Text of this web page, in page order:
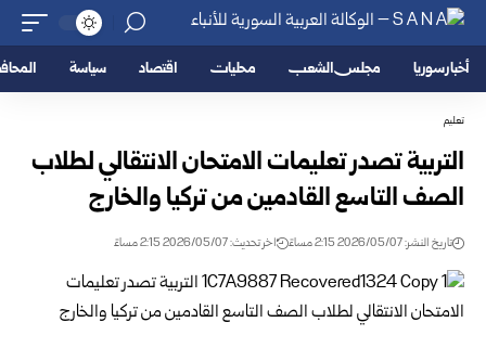
أخبار سوريا مجلس الشعب محليات اقتصاد سياسة
تعليم
التربية تصدر تعليمات الامتحان الانتقالي لطلاب
الصف التاسع القادمين من تركيا والخارج
تاريخ النشر: 2026/05/07 2:15 مساءً اخر تحديث: 2026/05/07 2:15 مساءً